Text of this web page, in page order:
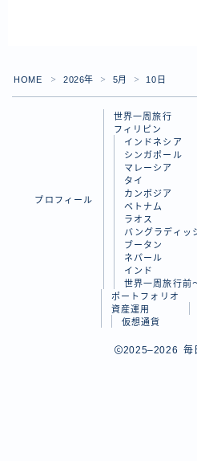
バングラディッシュ
ネパール
世界一周旅行前～準備～
HOME ＞ 2026年 ＞ 5月 ＞ 10日
プロフィール
世界一周旅行
フィリピン
インドネシア
シンガポール
マレーシア
タイ
カンボジア
ベトナム
ラオス
バングラディッ
ブータン
ネパール
インド
世界一周旅行前
ポートフォリオ
資産運用
仮想通貨
2025–2026 毎